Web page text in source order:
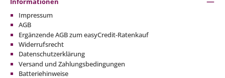
Impressum
AGB
Ergänzende AGB zum easyCredit-Ratenkauf
Widerrufsrecht
Datenschutzerklärung
Versand und Zahlungsbedingungen
Batteriehinweise